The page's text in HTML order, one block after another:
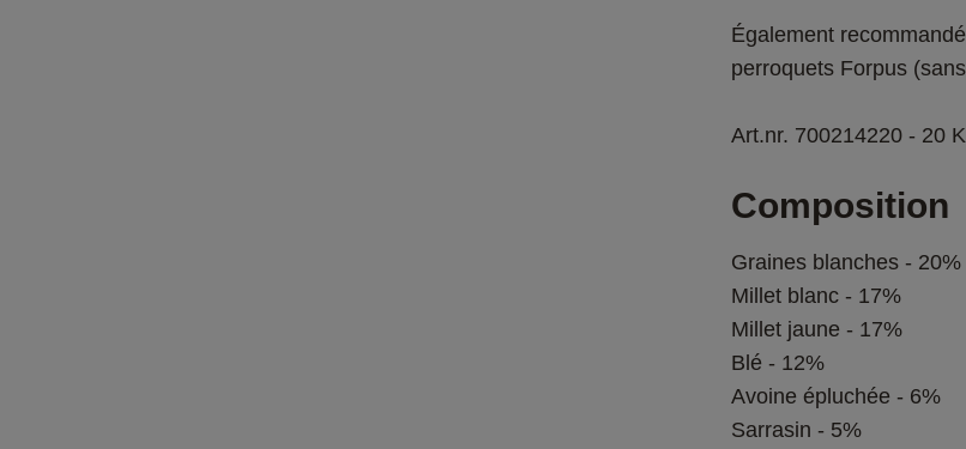
Également
perroquets Forpus
Art.nr. 700214220 - 20
Composition
Graines blanches - 20%
Millet blanc - 17%
Millet jaune - 17%
Blé - 12%
Avoine épluchée - 6%
Sarrasin - 5%